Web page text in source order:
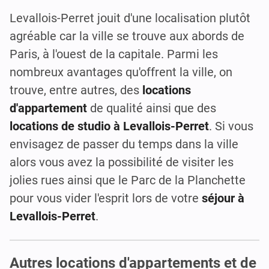
Levallois-Perret jouit d'une localisation plutôt
agréable car la ville se trouve aux abords de
Paris, à l'ouest de la capitale. Parmi les
nombreux avantages qu'offrent la ville, on
trouve, entre autres, des locations
d'appartement de qualité ainsi que des
locations de studio à Levallois-Perret. Si vous
envisagez de passer du temps dans la ville
alors vous avez la possibilité de visiter les
jolies rues ainsi que le Parc de la Planchette
pour vous vider l'esprit lors de votre séjour à
Levallois-Perret.
Autres locations d'appartements et de